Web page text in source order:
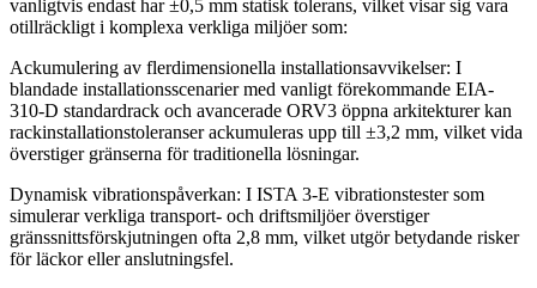
vanligtvis endast har ±0,5 mm statisk tolerans, vilket visar sig vara
otillräckligt i komplexa verkliga miljöer som:
Ackumulering av flerdimensionella installationsavvikelser: I
blandade installationsscenarier med vanligt förekommande EIA-
310-D standardrack och avancerade ORV3 öppna arkitekturer kan
rackinstallationstoleranser ackumuleras upp till ±3,2 mm, vilket vida
överstiger gränserna för traditionella lösningar.
Dynamisk vibrationspåverkan: I ISTA 3-E vibrationstester som
simulerar verkliga transport- och driftsmiljöer överstiger
gränssnittsförskjutningen ofta 2,8 mm, vilket utgör betydande risker
för läckor eller anslutningsfel.